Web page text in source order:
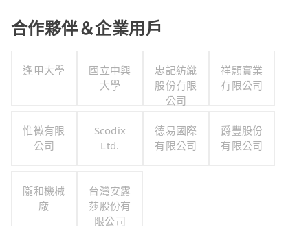
合作夥伴＆企業用戶
逢甲大學
國立中興
大學
忠記紡織
股份有限
公司
祥顥實業
有限公司
惟微有限
公司
Scodix
Ltd.
德易國際
有限公司
爵豐股份
有限公司
隴和機械
廠
台灣安露
莎股份有
限公司